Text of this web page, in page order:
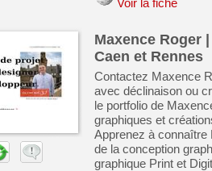
Voir la fiche
Maxence Roger
Caen et Rennes
Contactez Maxence
avec déclinaison ou
le portfolio de
graphiques et
Apprenez à
de la conception
graphique Print et